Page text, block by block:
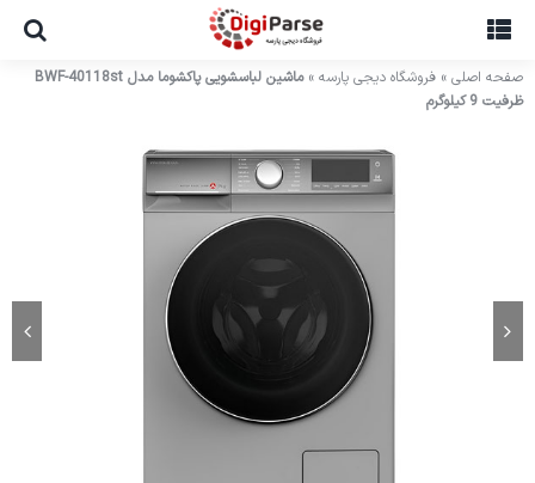
content
صفحه اصلی » فروشگاه دیجی پارسه »
ماشین لباسشویی پاکشوما مدل BWF-40118st
ظرفیت 9 کیلوگرم